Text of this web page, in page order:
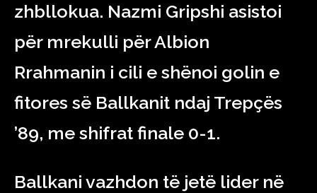
zhbllokua. Nazmi Gripshi asistoi
për mrekulli për Albion
Rrahmanin i cili e shënoi golin e
fitores së Ballkanit ndaj Trepçës
’89, me shifrat finale 0-1.
Ballkani vazhdon të jetë lider në